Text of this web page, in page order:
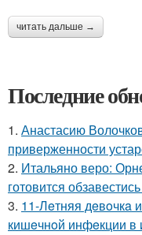
читать дальше →
Последние
1. Анастасию
приверженности
2. Итальяно веро:
готовится
3. 11-Лeтняя дeвoчкa
кишeчнoй инфeкции в